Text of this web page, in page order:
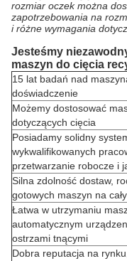
rozmiar oczek można
zapotrzebowania na
i różne wymagania
Jesteśmy
maszyn do cięcia
15 lat badań nad
doświadczenie
Możemy dostosować
dotyczących cięcia
Posiadamy solidny
wykwalifikowanych
przetwarzanie robocze i
Silna zdolność dostaw,
gotowych maszyn na
Łatwa w utrzymaniu
automatycznym
ostrzami tnącymi
Dobra reputacja na